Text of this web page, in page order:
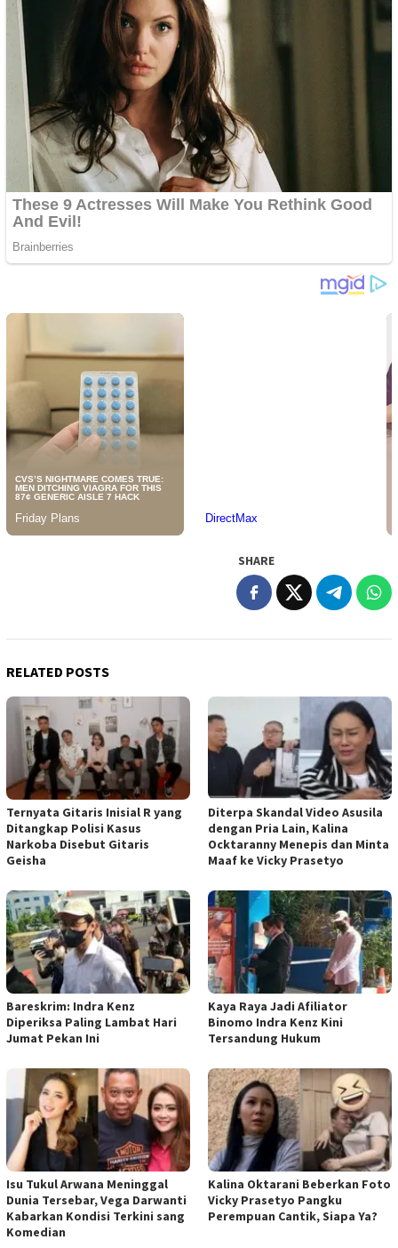
SHARE
RELATED POSTS
Ternyata Gitaris Inisial R yang
Ditangkap Polisi Kasus
Narkoba Disebut Gitaris
Geisha
Diterpa Skandal Video Asusila
dengan Pria Lain, Kalina
Ocktaranny Menepis dan Minta
Maaf ke Vicky Prasetyo
Bareskrim: Indra Kenz
Diperiksa Paling Lambat Hari
Jumat Pekan Ini
Kaya Raya Jadi Afiliator
Binomo Indra Kenz Kini
Tersandung Hukum
Isu Tukul Arwana Meninggal
Dunia Tersebar, Vega Darwanti
Kabarkan Kondisi Terkini sang
Komedian
Kalina Oktarani Beberkan Foto
Vicky Prasetyo Pangku
Perempuan Cantik, Siapa Ya?